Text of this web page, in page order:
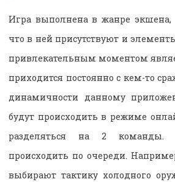
Игра выполнена в жанре экшена,
что в ней присутствуют и
привлекательным моментом
приходится постоянно с кем-то
динамичности данному
будут происходить в режиме
разделяться на 2 команды.
происходить по очереди.
выбирают тактику холодного